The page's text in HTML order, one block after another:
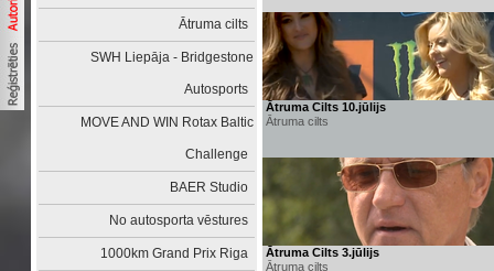
Ātruma cilts
SWH Liepāja - Bridgestone
Autosports
MOVE AND WIN Rotax Baltic
Challenge
BAER Studio
No autosporta vēstures
1000km Grand Prix Riga
Ātruma Cilts 10.jūlijs
Ātruma cilts
Ātruma Cilts 3.jūlijs
Ātruma cilts